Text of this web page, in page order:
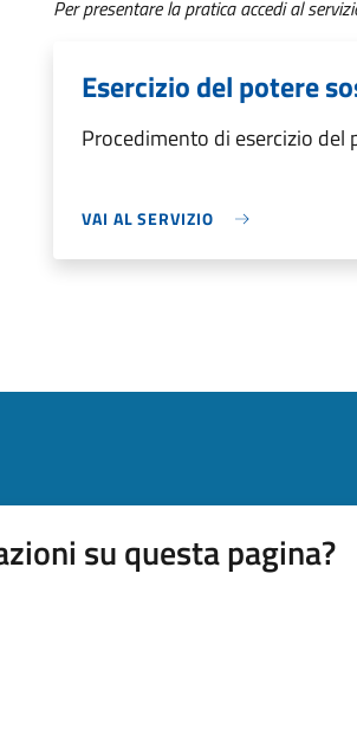
Per presentare la pratica accedi al
Esercizio del potere
Procedimento di esercizio
VAI AL SERVIZIO
su questa pagina?